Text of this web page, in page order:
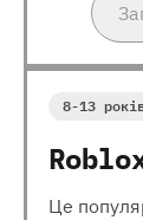
8-13
Це